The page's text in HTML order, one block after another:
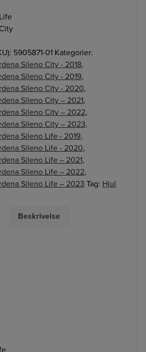
5905871-01 Kategorier:
Sileno City - 2018,
Sileno City - 2019,
Sileno City - 2020,
Sileno City – 2021,
Sileno City – 2022,
Sileno City – 2023,
Sileno Life - 2019,
Sileno Life - 2020,
Sileno Life – 2021,
Sileno Life – 2022,
Sileno Life – 2023 Tag: Hjul
Beskrivelse